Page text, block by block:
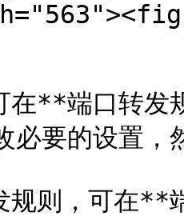
在**端口转
必要的设置
规则，可在**